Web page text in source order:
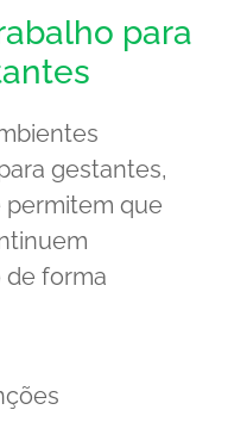
para
gestantes,
permitem que
de forma